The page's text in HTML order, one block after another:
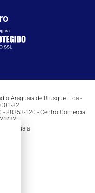
Araguaia de Brusque Ltda -
82
- 88353-120 - Centro Comercial
22
Araguaia